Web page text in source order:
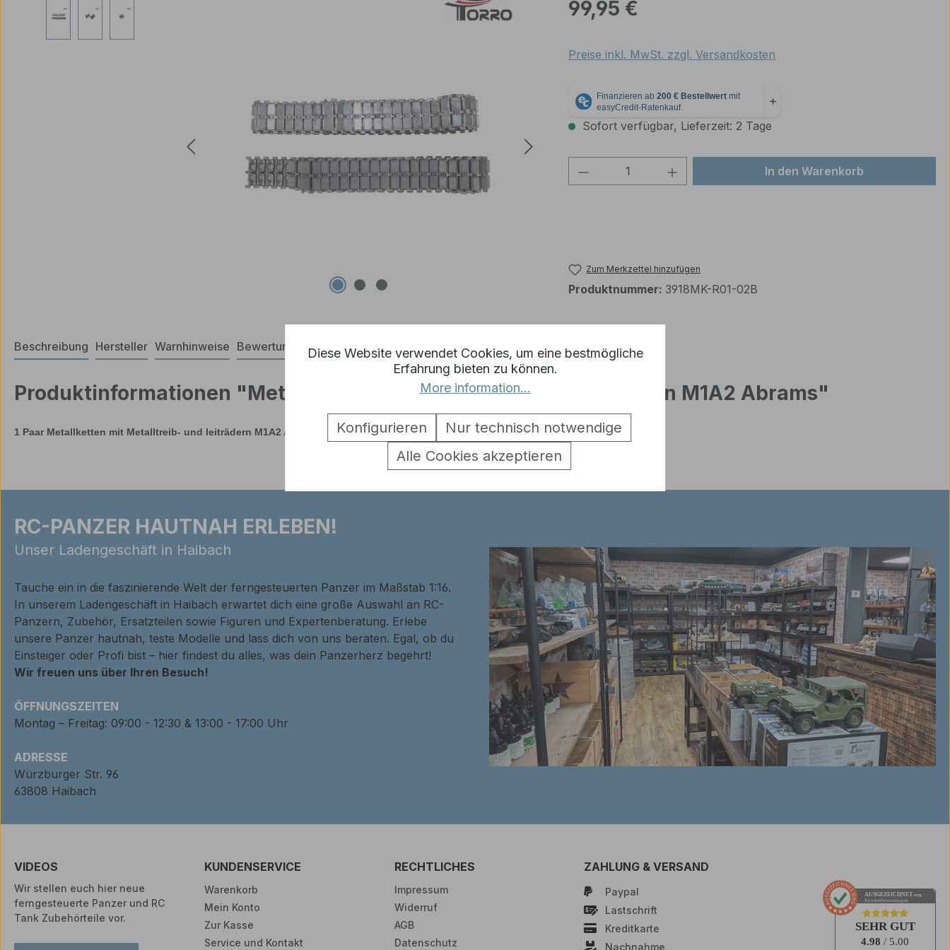
99,95 €
Preise inkl. MwSt. zzgl. Versandkosten
Sofort verfügbar, Lieferzeit: 2 Tage
Produkt Anzahl: Gib den gewünschten Wert
In den Warenkorb
Zum Merkzettel hinzufügen
Produktnummer: 3918MK-R01-02B
Beschreibung Hersteller Warnhinweise Bewertungen
Produktinformationen "Metallketten mit Metalltreib- und leiträdern M1A2 Abrams"
1 Paar Metallketten mit Metalltreib- und leiträdern M1A2 Abrams
RC-PANZER HAUTNAH ERLEBEN!
Unser Ladengeschäft in Haibach
Tauche ein in die faszinierende Welt der ferngesteuerten Panzer im Maßstab 1:16.
In unserem Ladengeschäft in Haibach erwartet dich eine große Auswahl an RC-
Panzern, Zubehör, Ersatzteilen sowie Figuren und Expertenberatung. Erlebe
unsere Panzer hautnah, teste Modelle und lass dich von uns beraten. Egal, ob du
Einsteiger oder Profi bist – hier findest du alles, was dein Panzerherz begehrt!
Wir freuen uns über Ihren Besuch!
ÖFFNUNGSZEITEN
Montag – Freitag: 09:00 - 12:30 & 13:00 - 17:00 Uhr
ADRESSE
Würzburger Str. 96
63808 Haibach
VIDEOS
Wir stellen euch hier neue
ferngesteuerte Panzer und RC
Tank Zubehörteile vor.
KUNDENSERVICE
Warenkorb
Mein Konto
Zur Kasse
Service und Kontakt
RECHTLICHES
Impressum
Widerruf
AGB
Datenschutz
ZAHLUNG & VERSAND
Paypal
Lastschrift
Kreditkarte
Nachnahme
AUSGEZEICHNET .org
Kundenbewertungen
SEHR GUT
4.98/ 5.00
Diese Website verwendet Cookies, um eine bestmögliche
Erfahrung bieten zu können.
More information...
Nur technisch notwendige
Konfigurieren
Alle Cookies akzeptieren